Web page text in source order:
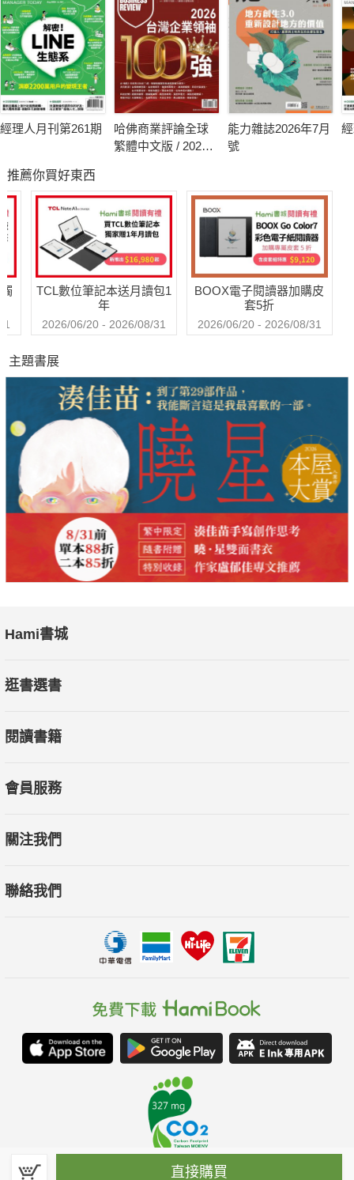
經理人月刊第261期
哈佛商業評論全球
繁體中文版 / 2026
能力雜誌2026年7月
號
推薦你買好東西
TCL數位筆記本送月讀包1
年
2026/06/20 - 2026/08/31
BOOX電子閱讀器加購皮
套5折
2026/06/20 - 2026/08/31
直接購買
主題書展
Hami書城
逛書選書
閱讀書籍
會員服務
關注我們
聯絡我們